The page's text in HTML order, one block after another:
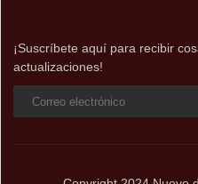
¡Suscríbete aquí para recibir
actualizaciones!